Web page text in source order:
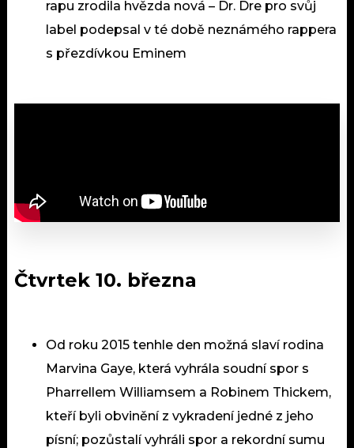
rapu zrodila hvězda nová – Dr. Dre pro svůj
label podepsal v té době neznámého rappera
s přezdívkou Eminem
Čtvrtek 10. března
Od roku 2015 tenhle den možná slaví rodina
Marvina Gaye, která vyhrála soudní spor s
Pharrellem Williamsem a Robinem Thickem,
kteří byli obvinění z vykradení jedné z jeho
písní; pozůstalí vyhráli spor a rekordní sumu